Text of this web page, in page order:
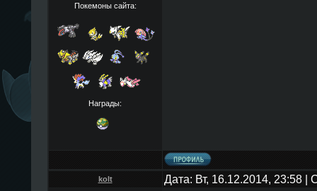
Покемоны сайта:
Награды:
kolt Дата: Вт, 16.12.2014, 23:58